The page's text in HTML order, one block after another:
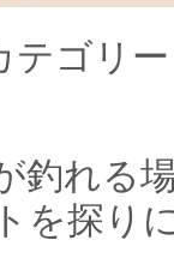
テゴリ
釣れる
を探り